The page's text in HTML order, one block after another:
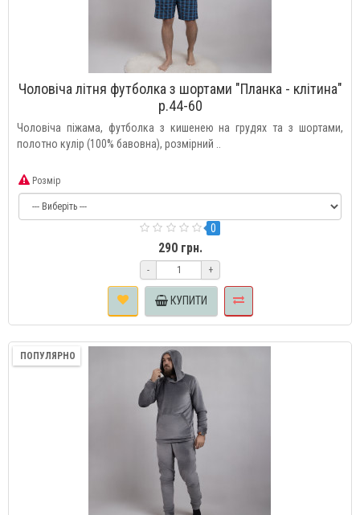
Чоловіча літня футболка з шортами "Планка - клітина"
р.44-60
Чоловіча піжама, футболка з кишенею на грудях та з шортами,
полотно кулір (100% бавовна), розмірний ..
Розмір
0
290 грн.
- +
КУПИТИ
ПОПУЛЯРНО